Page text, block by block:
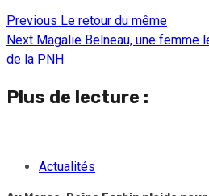
Continue
Reading
Previous Le retour du même
Next Magalie Belneau, une femme
de la PNH
Plus de lecture :
Actualités